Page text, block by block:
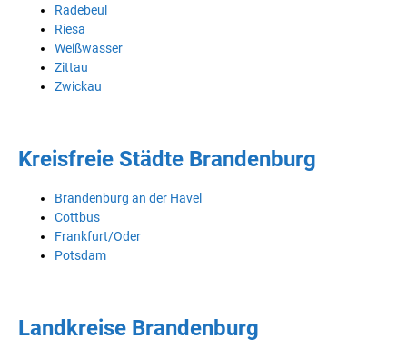
Radebeul
Riesa
Weißwasser
Zittau
Zwickau
Kreisfreie Städte Brandenburg
Brandenburg an der Havel
Cottbus
Frankfurt/Oder
Potsdam
Landkreise Brandenburg